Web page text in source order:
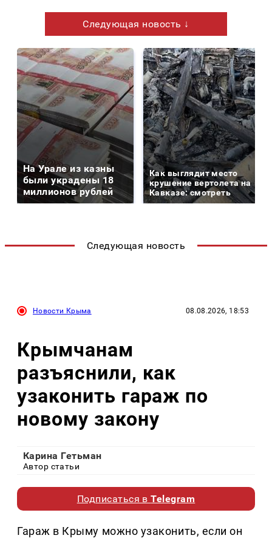
Следующая новость ↓
На Урале из казны
были украдены 18
миллионов рублей
Как выглядит место
крушение вертолета на
Кавказе: смотреть
Следующая новость
Новости Крыма 08.08.2026, 18:53
Крымчанам
разъяснили, как
узаконить гараж по
новому закону
Карина Гетьман
Автор статьи
Подписаться вTelegram
Гараж в Крыму можно узаконить, если он